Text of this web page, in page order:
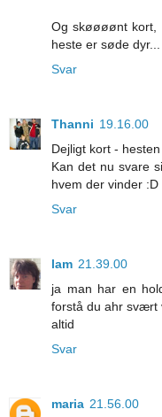
Og skøøøønt kort,
heste er søde
Svar
Thanni 19.16.00
Dejligt kort -
Kan det nu svare
hvem der vinder :D
Svar
lam 21.39.00
ja man har en
forstå du ahr svært
altid
Svar
maria 21.56.00